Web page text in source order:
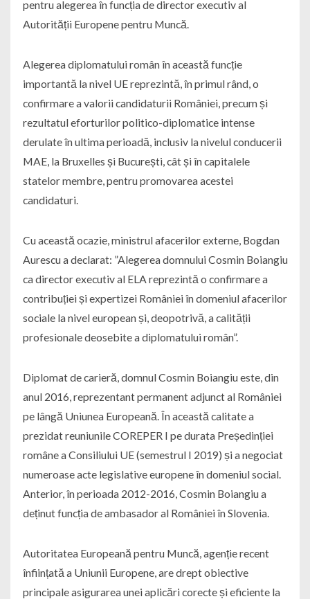
pentru alegerea în funcția de director executiv al
Autorității Europene pentru Muncă.
Alegerea diplomatului român în această funcție
importantă la nivel UE reprezintă, în primul rând, o
confirmare a valorii candidaturii României, precum și
rezultatul eforturilor politico-diplomatice intense
derulate în ultima perioadă, inclusiv la nivelul conducerii
MAE, la Bruxelles și București, cât și în capitalele
statelor membre, pentru promovarea acestei
candidaturi.
Cu această ocazie, ministrul afacerilor externe, Bogdan
Aurescu a declarat: ”Alegerea domnului Cosmin Boiangiu
ca director executiv al ELA reprezintă o confirmare a
contribuției și expertizei României în domeniul afacerilor
sociale la nivel european și, deopotrivă, a calității
profesionale deosebite a diplomatului român”.
Diplomat de carieră, domnul Cosmin Boiangiu este, din
anul 2016, reprezentant permanent adjunct al României
pe lângă Uniunea Europeană. În această calitate a
prezidat reuniunile COREPER I pe durata Președinției
române a Consiliului UE (semestrul I 2019) și a negociat
numeroase acte legislative europene în domeniul social.
Anterior, în perioada 2012-2016, Cosmin Boiangiu a
deținut funcția de ambasador al României în Slovenia.
Autoritatea Europeană pentru Muncă, agenție recent
înființată a Uniunii Europene, are drept obiective
principale asigurarea unei aplicări corecte și eficiente la